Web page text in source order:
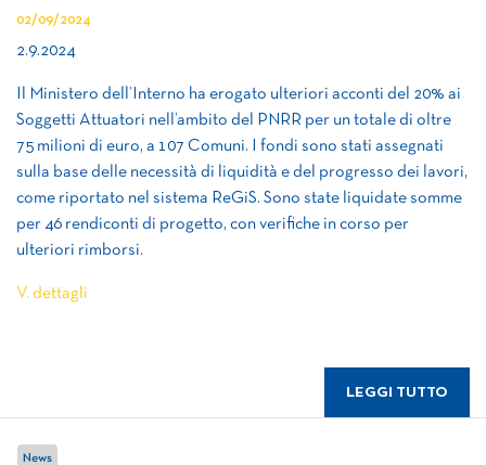
02/09/2024
2.9.2024
Il Ministero dell’Interno ha erogato ulteriori acconti del 20% ai
Soggetti Attuatori nell’ambito del PNRR per un totale di oltre
75 milioni di euro, a 107 Comuni. I fondi sono stati assegnati
sulla base delle necessità di liquidità e del progresso dei lavori,
come riportato nel sistema ReGiS. Sono state liquidate somme
per 46 rendiconti di progetto, con verifiche in corso per
ulteriori rimborsi.
V. dettagli
LEGGI TUTTO
News